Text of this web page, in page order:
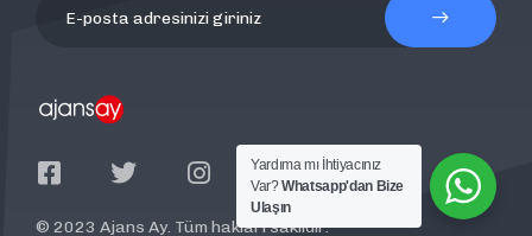
© 2023 Ajans Ay. Tüm hakları saklıdır.
Yardıma mı İhtiyacınız
Var?Whatsapp'dan Bize
Ulaşın